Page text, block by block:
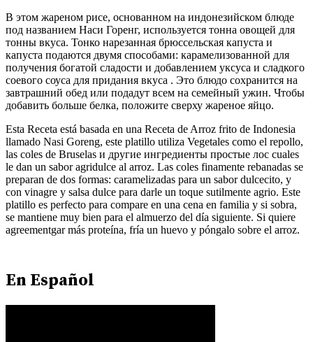
В этом жареном рисе, основанном на индонезийском блюде
под названием Наси Горенг, используется тонна овощей для
тонны вкуса. Тонко нарезанная брюссельская капуста и
капуста подаются двумя способами: карамелизованной для
получения богатой сладости и добавлением уксуса и сладкого
соевого соуса для придания вкуса . Это блюдо сохранится на
завтрашний обед или подадут всем на семейный ужин. Чтобы
добавить больше белка, положите сверху жареное яйцо.
Esta Receta está basada en una Receta de Arroz frito de Indonesia
llamado Nasi Goreng, este platillo utiliza Vegetales como el repollo,
las coles de Bruselas и другие ингредиенты простые лос cuales
le dan un sabor agridulce al arroz. Las coles finamente rebanadas se
preparan de dos formas: caramelizadas para un sabor dulcecito, y
con vinagre y salsa dulce para darle un toque sutilmente agrio. Este
platillo es perfecto para compare en una cena en familia y si sobra,
se mantiene muy bien para el almuerzo del día siguiente. Si quiere
agreementgar más proteína, fría un huevo y póngalo sobre el arroz.
En Español